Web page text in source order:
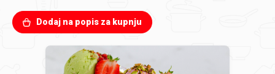
Dodaj na popis za kupnju